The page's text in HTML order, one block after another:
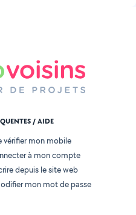
/ AIDE
vérifier mon mobile
à mon compte
depuis le site web
mon mot de passe